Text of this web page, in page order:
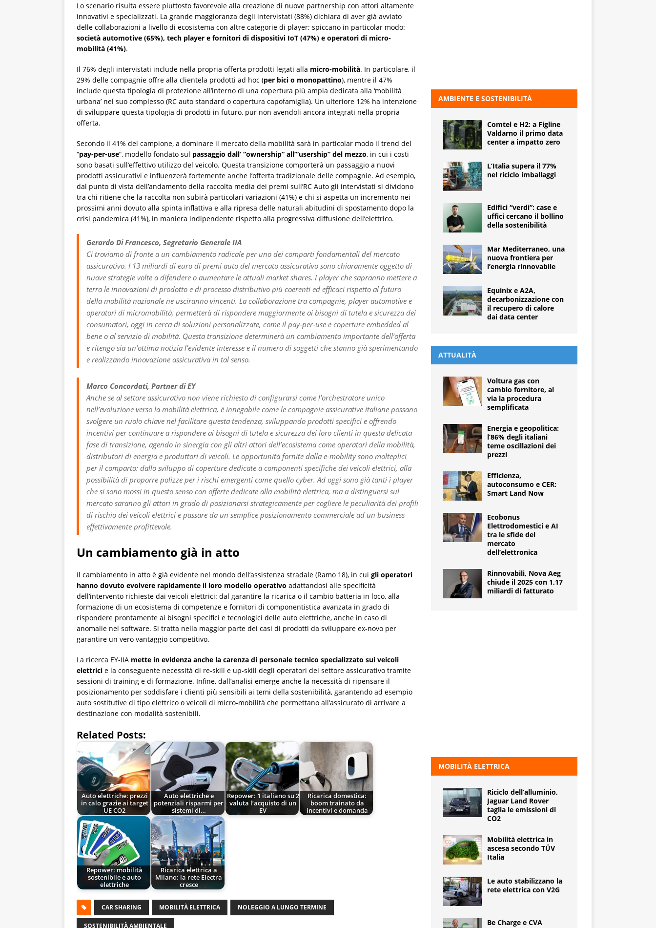
Lo scenario risulta essere piuttosto favorevole alla creazione di nuove partnership con attori altamente
innovativi e specializzati. La grande maggioranza degli intervistati (88%) dichiara di aver già avviato
delle collaborazioni a livello di ecosistema con altre categorie di player; spiccano in particolar modo:
società automotive (65%), tech player e fornitori di dispositivi IoT (47%) e operatori di micro-
mobilità (41%).
Il 76% degli intervistati include nella propria offerta prodotti legati alla micro-mobilità. In particolare, il
29% delle compagnie offre alla clientela prodotti ad hoc (per bici o monopattino), mentre il 47%
include questa tipologia di protezione all’interno di una copertura più ampia dedicata alla ‘mobilità
urbana’ nel suo complesso (RC auto standard o copertura capofamiglia). Un ulteriore 12% ha intenzione
di sviluppare questa tipologia di prodotti in futuro, pur non avendoli ancora integrati nella propria
offerta.
Secondo il 41% del campione, a dominare il mercato della mobilità sarà in particolar modo il trend del
“pay-per-use”, modello fondato sul passaggio dall’ “ownership” all’”usership” del mezzo, in cui i costi
sono basati sull’effettivo utilizzo del veicolo. Questa transizione comporterà un passaggio a nuovi
prodotti assicurativi e influenzerà fortemente anche l’offerta tradizionale delle compagnie. Ad esempio,
dal punto di vista dell’andamento della raccolta media dei premi sull’RC Auto gli intervistati si dividono
tra chi ritiene che la raccolta non subirà particolari variazioni (41%) e chi si aspetta un incremento nei
prossimi anni dovuto alla spinta inflattiva e alla ripresa delle naturali abitudini di spostamento dopo la
crisi pandemica (41%), in maniera indipendente rispetto alla progressiva diffusione dell’elettrico.
Gerardo Di Francesco, Segretario Generale IIA
Ci troviamo di fronte a un cambiamento radicale per uno dei comparti fondamentali del mercato
assicurativo. I 13 miliardi di euro di premi auto del mercato assicurativo sono chiaramente oggetto di
nuove strategie volte a difendere o aumentare le attuali market shares. I player che sapranno mettere a
terra le innovazioni di prodotto e di processo distributivo più coerenti ed efficaci rispetto al futuro
della mobilità nazionale ne usciranno vincenti. La collaborazione tra compagnie, player automotive e
operatori di micromobilità, permetterà di rispondere maggiormente ai bisogni di tutela e sicurezza dei
consumatori, oggi in cerca di soluzioni personalizzate, come il pay-per-use e coperture embedded al
bene o al servizio di mobilità. Questa transizione determinerà un cambiamento importante dell’offerta
e ritengo sia un’ottima notizia l’evidente interesse e il numero di soggetti che stanno già sperimentando
e realizzando innovazione assicurativa in tal senso.
Marco Concordati, Partner di EY
Anche se al settore assicurativo non viene richiesto di configurarsi come l’orchestratore unico
nell’evoluzione verso la mobilità elettrica, è innegabile come le compagnie assicurative italiane possano
svolgere un ruolo chiave nel facilitare questa tendenza, sviluppando prodotti specifici e offrendo
incentivi per continuare a rispondere ai bisogni di tutela e sicurezza dei loro clienti in questa delicata
fase di transizione, agendo in sinergia con gli altri attori dell’ecosistema come operatori della mobilità,
distributori di energia e produttori di veicoli. Le opportunità fornite dalla e-mobility sono molteplici
per il comparto: dallo sviluppo di coperture dedicate a componenti specifiche dei veicoli elettrici, alla
possibilità di proporre polizze per i rischi emergenti come quello cyber. Ad oggi sono già tanti i player
che si sono mossi in questo senso con offerte dedicate alla mobilità elettrica, ma a distinguersi sul
mercato saranno gli attori in grado di posizionarsi strategicamente per cogliere le peculiarità dei profili
di rischio dei veicoli elettrici e passare da un semplice posizionamento commerciale ad un business
effettivamente profittevole.
Un cambiamento già in atto
Il cambiamento in atto è già evidente nel mondo dell’assistenza stradale (Ramo 18), in cui gli operatori
hanno dovuto evolvere rapidamente il loro modello operativo adattandosi alle specificità
dell’intervento richieste dai veicoli elettrici: dal garantire la ricarica o il cambio batteria in loco, alla
formazione di un ecosistema di competenze e fornitori di componentistica avanzata in grado di
rispondere prontamente ai bisogni specifici e tecnologici delle auto elettriche, anche in caso di
anomalie nel software. Si tratta nella maggior parte dei casi di prodotti da sviluppare ex-novo per
garantire un vero vantaggio competitivo.
La ricerca EY-IIA mette in evidenza anche la carenza di personale tecnico specializzato sui veicoli
elettrici e la conseguente necessità di re-skill e up-skill degli operatori del settore assicurativo tramite
sessioni di training e di formazione. Infine, dall’analisi emerge anche la necessità di ripensare il
posizionamento per soddisfare i clienti più sensibili ai temi della sostenibilità, garantendo ad esempio
auto sostitutive di tipo elettrico o veicoli di micro-mobilità che permettano all’assicurato di arrivare a
destinazione con modalità sostenibili.
Related Posts:
Auto elettriche: prezzi
in calo grazie ai target
UE CO2
Auto elettriche e
potenziali risparmi per
sistemi di…
Repower: 1 italiano su 2
valuta l’acquisto di un
EV
Ricarica domestica:
boom trainato da
incentivi e domanda
Repower: mobilità
sostenibile e auto
elettriche
Ricarica elettrica a
Milano: la rete Electra
cresce
CAR SHARING MOBILITÀ ELETTRICA NOLEGGIO A LUNGO TERMINE
SOSTENIBILITÀ AMBIENTALE
AMBIENTE E SOSTENIBILITÀ
Comtel e H2: a Figline
Valdarno il primo data
center a impatto zero
L’Italia supera il 77%
nel riciclo imballaggi
Edifici “verdi”: case e
uffici cercano il bollino
della sostenibilità
Mar Mediterraneo, una
nuova frontiera per
l’energia rinnovabile
Equinix e A2A,
decarbonizzazione con
il recupero di calore
dai data center
ATTUALITÀ
Voltura gas con
cambio fornitore, al
via la procedura
semplificata
Energia e geopolitica:
l’86% degli italiani
teme oscillazioni dei
prezzi
Efficienza,
autoconsumo e CER:
Smart Land Now
Ecobonus
Elettrodomestici e AI
tra le sfide del
mercato
dell’elettronica
Rinnovabili, Nova Aeg
chiude il 2025 con 1,17
miliardi di fatturato
MOBILITÀ ELETTRICA
Riciclo dell’alluminio,
Jaguar Land Rover
taglia le emissioni di
CO2
Mobilità elettrica in
ascesa secondo TÜV
Italia
Le auto stabilizzano la
rete elettrica con V2G
Be Charge e CVA